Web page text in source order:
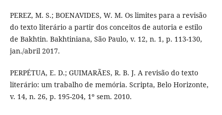
PEREZ, M. S.; BOENAVIDES, W. M. Os limites para a revisão
do texto literário a partir dos conceitos de autoria e estilo
de Bakhtin. Bakhtiniana, São Paulo, v. 12, n. 1, p. 113-130,
jan./abril 2017.
PERPÉTUA, E. D.; GUIMARÃES, R. B. J. A revisão do texto
literário: um trabalho de memória. Scripta, Belo Horizonte,
v. 14, n. 26, p. 195-204, 1º sem. 2010.